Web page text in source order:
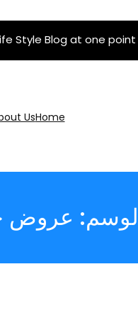
Style Blog at one point
Home
Us
عروض